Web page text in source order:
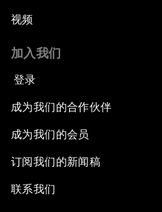
视频
加入我们
登录
成为我们的合作伙伴
成为我们的会员
订阅我们的新闻稿
联系我们